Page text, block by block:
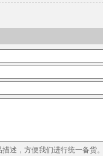
述，方便我们进行统一备货